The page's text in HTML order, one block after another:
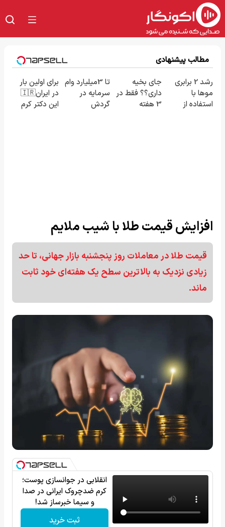
مطالب پیشنهادی
رشد 2 برابری
موها با
استفاده از
جای بخیه
داری؟؟ فقط در
3 هفته
تا 3میلیارد وام
سرمایه در
گردش
برای اولین بار
در ایران🇮🇷
این دکتر کرم
افزایش قیمت طلا با شیب ملایم
قیمت طلا در معاملات روز پنجشنبه بازار جهانی، تا حد
زیادی نزدیک به بالاترین سطح یک هفته‌ای خود ثابت
ماند.
انقلابی در جوانسازی پوست؛
کرم ضدچروک ایرانی در صدا
و سیما خبرساز شد!
ثبت خرید